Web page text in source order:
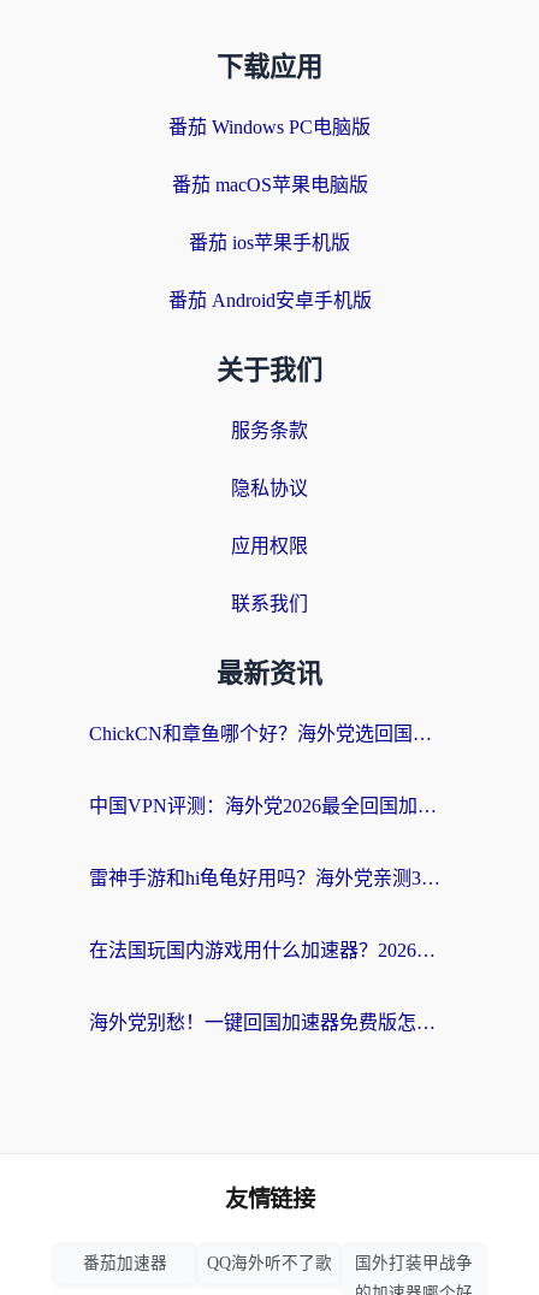
下载应用
番茄 Windows PC电脑版
番茄 macOS苹果电脑版
番茄 ios苹果手机版
番茄 Android安卓手机版
关于我们
服务条款
隐私协议
应用权限
联系我们
最新资讯
ChickCN和章鱼哪个好？海外党选回国加速器的3个关键维度 + 实用避坑指南
中国VPN评测：海外党2026最全回国加速器选择指南，告别地区限制不踩坑
雷神手游和hi龟龟好用吗？海外党亲测3款回国加速器，教你选对国外到国内加速器
在法国玩国内游戏用什么加速器？2026实测解决延迟卡顿的实用指南
海外党别愁！一键回国加速器免费版怎么选？从踩坑到流畅访问的全攻略
友情链接
番茄加速器 QQ海外听不了歌
国外打装甲战争